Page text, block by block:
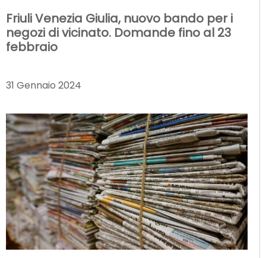
Friuli Venezia Giulia, nuovo bando per i
negozi di vicinato. Domande fino al 23
febbraio
31 Gennaio 2024